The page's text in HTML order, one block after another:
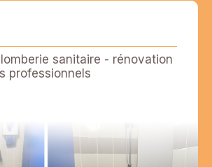
sanitaire - rénovation
professionnels